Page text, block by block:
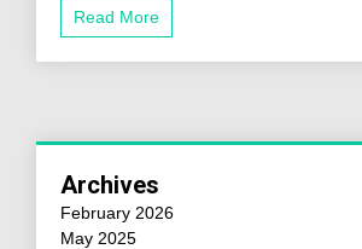
Read More
Archives
February 2026
May 2025